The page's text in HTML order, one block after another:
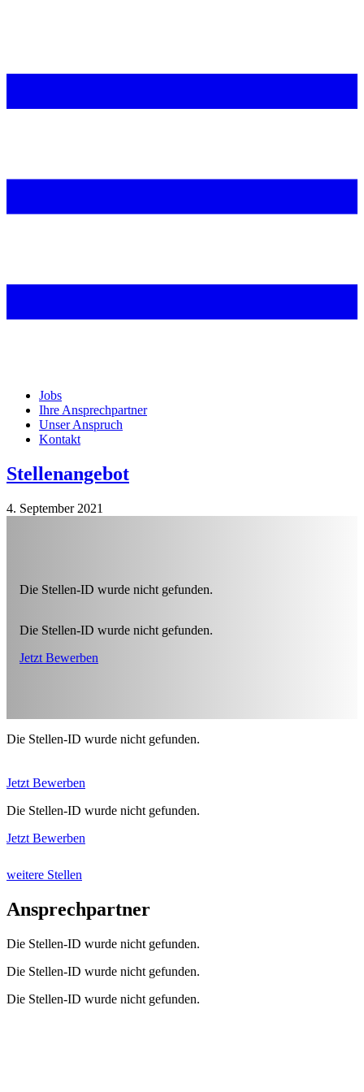
Jobs
Ihre Ansprechpartner
Unser Anspruch
Kontakt
Stellenangebot
4. September 2021
Die Stellen-ID wurde nicht gefunden.
Die Stellen-ID wurde nicht gefunden.
Jetzt Bewerben
Die Stellen-ID wurde nicht gefunden.
Jetzt Bewerben
Die Stellen-ID wurde nicht gefunden.
Jetzt Bewerben
weitere Stellen
Ansprechpartner
Die Stellen-ID wurde nicht gefunden.
Die Stellen-ID wurde nicht gefunden.
Die Stellen-ID wurde nicht gefunden.